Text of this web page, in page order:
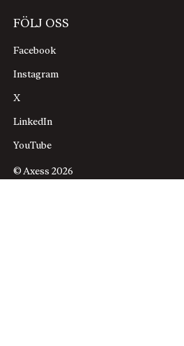
FÖLJ OSS
Facebook
Instagram
X
LinkedIn
YouTube
© Axess 2026